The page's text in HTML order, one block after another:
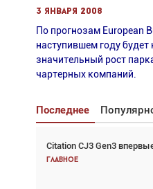
3 января 2008
По прогнозам European
наступившем году
значительный рост
чартерных компаний.
Последнее
Citation CJ3 Gen3
Главное
Взгляд с высоты:
спасательных операциях